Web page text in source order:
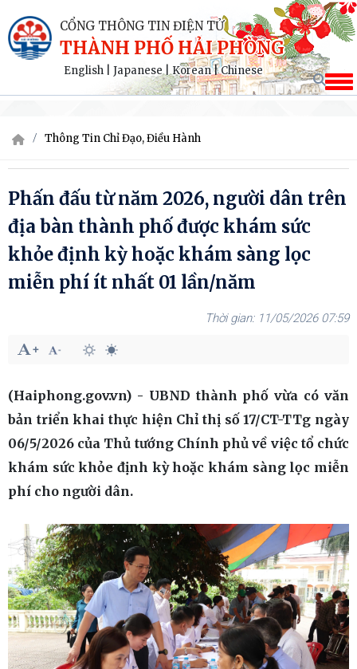
CỔNG THÔNG TIN ĐIỆN TỬ
THÀNH PHỐ HẢI PHÒNG
English Japanese|Korean|Chinese
Thông Tin Chỉ Đạo, Điều Hành
Phấn đấu từ năm 2026, người dân trên
địa bàn thành phố được khám sức
khỏe định kỳ hoặc khám sàng lọc
miễn phí ít nhất 01 lần/năm
11/05/2026 07:59
(Haiphong.gov.vn) - UBND thành phố vừa có văn
bản triển khai thực hiện Chỉ thị số 17/CT-TTg ngày
06/5/2026 của Thủ tướng Chính phủ về việc tổ chức
khám sức khỏe định kỳ hoặc khám sàng lọc miễn
phí cho người dân.